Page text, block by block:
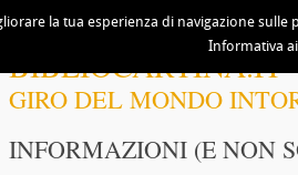
BIBLIOCARTINA.IT
GIRO DEL MONDO
INFORMAZIONI (E NON
la tua esperienza di navigazione
Informativa ai